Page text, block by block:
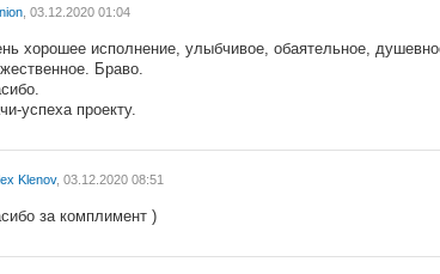
, 03.12.2020 01:04
хорошее исполнение, улыбчивое, обаятельное,
Браво.
успеха проекту.
Klenov, 03.12.2020 08:51
за комплимент )